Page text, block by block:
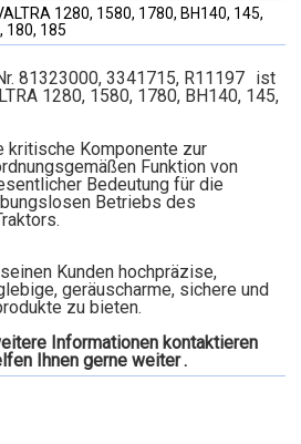
1280, 1580, 1780, BH140, 145,
180, 185
81323000, 3341715, R11197 ist
1280, 1580, 1780, BH140, 145,
kritische Komponente zur
Funktion von
Bedeutung für die
Betriebs des
Kunden hochpräzise,
geräuscharme, sichere und
zu bieten.
Informationen kontaktieren
Ihnen gerne weiter.